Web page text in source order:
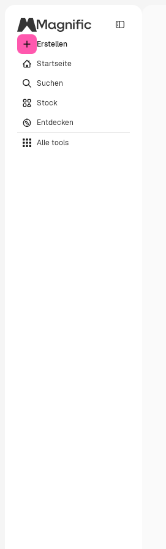
Erstellen
Startseite
Suchen
Stock
Entdecken
Alle tools